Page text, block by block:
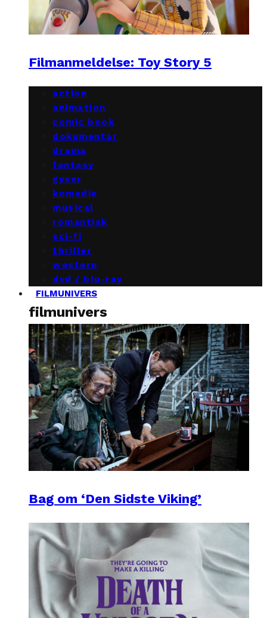
Filmanmeldelse: Toy Story 5
action
animation
comic book
dokumentar
drama
fantasy
gyser
komedie
musical
romantisk
sci-fi
thriller
western
dvd / blu-ray
FILMUNIVERS
filmunivers
Bag om ‘Den Sidste Viking’